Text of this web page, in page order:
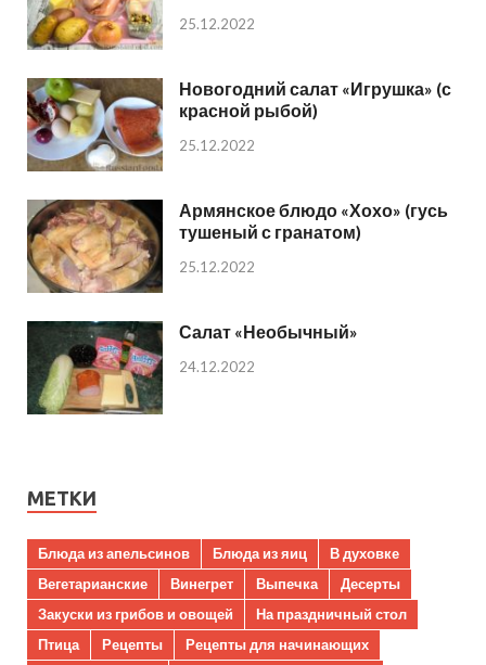
25.12.2022
Новогодний салат «Игрушка» (с
красной рыбой)
25.12.2022
Армянское блюдо «Хохо» (гусь
тушеный с гранатом)
25.12.2022
Салат «Необычный»
24.12.2022
МЕТКИ
Блюда из апельсинов Блюда из яиц
В духовке
Вегетарианские
Винегрет Выпечка
Десерты
Закуски из грибов и овощей
На праздничный стол
Птица
Рецепты
Рецепты для начинающих